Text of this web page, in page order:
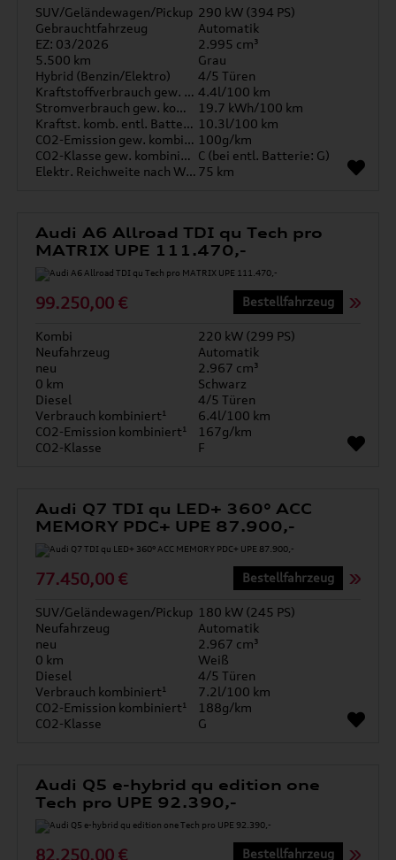
SUV/Geländewagen/Pickup 290 kW (394 PS)
Gebrauchtfahrzeug
Automatik
EZ: 03/2026
2.995 cm³
5.500 km
Grau
Hybrid (Benzin/Elektro)
4/5 Türen
Kraftstoffverbrauch gew. kombiniert 4.4l/100 km
Stromverbrauch gew. kombiniert
19.7 kWh/100 km
Kraftst. komb. entl. Batterie 10.3l/100 km
CO2-Emission gew. kombiniert 100g/km
CO2-Klasse gew. kombiniert C (bei entl. Batterie: G)
Elektr. Reichweite nach WLTP* 75 km
Audi A6 Allroad TDI qu Tech pro
MATRIX UPE 111.470,-
99.250,00 € Bestellfahrzeug
Kombi
220 kW (299 PS)
Neufahrzeug
Automatik
neu
2.967 cm³
0 km
Schwarz
Diesel
4/5 Türen
Verbrauch kombiniert¹
6.4l/100 km
CO2-Emission kombiniert¹
167g/km
CO2-Klasse
F
Audi Q7 TDI qu LED+ 360° ACC
MEMORY PDC+ UPE 87.900,-
77.450,00 € Bestellfahrzeug
SUV/Geländewagen/Pickup 180 kW (245 PS)
Neufahrzeug
Automatik
neu
2.967 cm³
0 km
Weiß
Diesel
4/5 Türen
Verbrauch kombiniert¹
7.2l/100 km
CO2-Emission kombiniert¹
188g/km
CO2-Klasse
G
Audi Q5 e-hybrid qu edition one
Tech pro UPE 92.390,-
82.250,00 € Bestellfahrzeug